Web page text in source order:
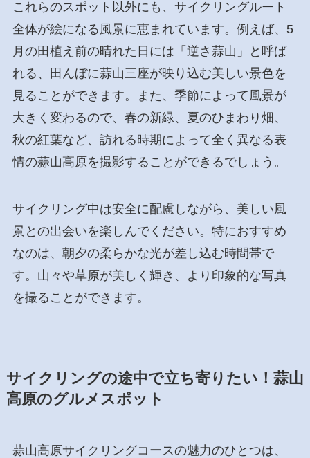
これらのスポット以外にも、サイクリングルート
全体が絵になる風景に恵まれています。例えば、5
月の田植え前の晴れた日には「逆さ蒜山」と呼ば
れる、田んぼに蒜山三座が映り込む美しい景色を
見ることができます。また、季節によって風景が
大きく変わるので、春の新緑、夏のひまわり畑、
秋の紅葉など、訪れる時期によって全く異なる表
情の蒜山高原を撮影することができるでしょう。
サイクリング中は安全に配慮しながら、美しい風
景との出会いを楽しんでください。特におすすめ
なのは、朝夕の柔らかな光が差し込む時間帯で
す。山々や草原が美しく輝き、より印象的な写真
を撮ることができます。
サイクリングの途中で立ち寄りたい！蒜山
高原のグルメスポット
蒜山高原サイクリングコースの魅力のひとつは、